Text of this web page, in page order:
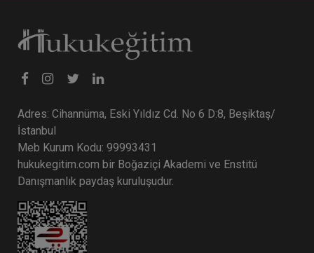
Adres: Cihannüma, Eski Yıldız Cd. No 6 D:8, Beşiktaş/
İstanbul
Meb Kurum Kodu: 99993431
hukukegitim.com bir Boğaziçi Akademi ve Enstitü
Danışmanlık paydaş kuruluşudur.